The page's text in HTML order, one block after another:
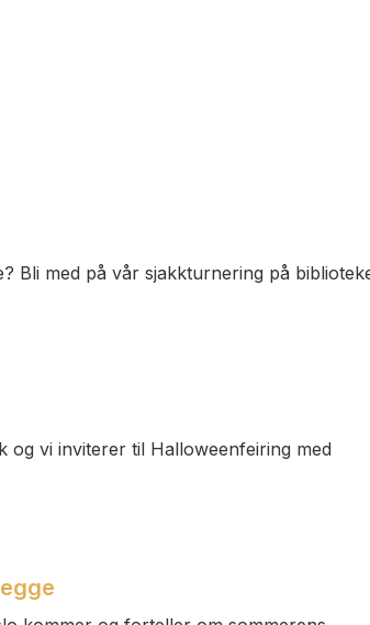
Bli med på vår sjakkturnering på
og vi inviterer til Halloweenfeiring med